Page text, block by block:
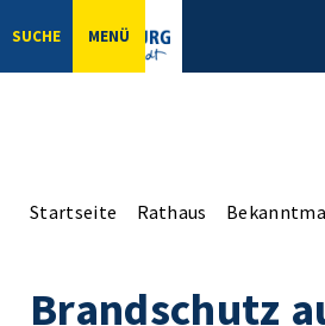
SUCHE MENÜ
Startseite Rathaus
Brandschutz